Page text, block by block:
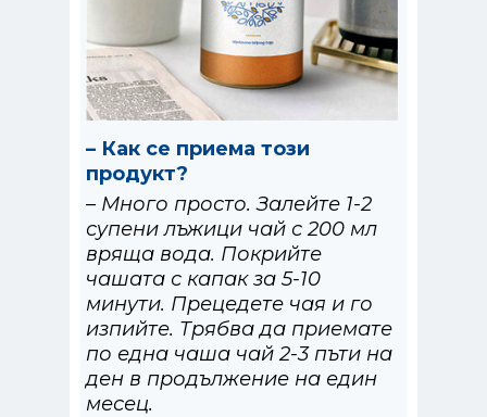
– Как се приема този
продукт?
– Много просто. Залейте 1-2
супени лъжици чай с 200 мл
вряща вода. Покрийте
чашата с капак за 5-10
минути. Прецедете чая и го
изпийте. Трябва да приемате
по една чаша чай 2-3 пъти на
ден в продължение на един
месец.